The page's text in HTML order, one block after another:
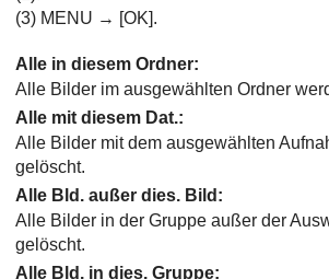
(3) MENU → [OK].
Alle in diesem Ordner:
Alle Bilder im ausgewählten Ordner
Alle mit diesem Dat.:
Alle Bilder mit dem ausgewählten
gelöscht.
Alle Bld. außer dies. Bild :
Alle Bilder in der Gruppe außer der
gelöscht.
Alle Bld. in dies. Gruppe: